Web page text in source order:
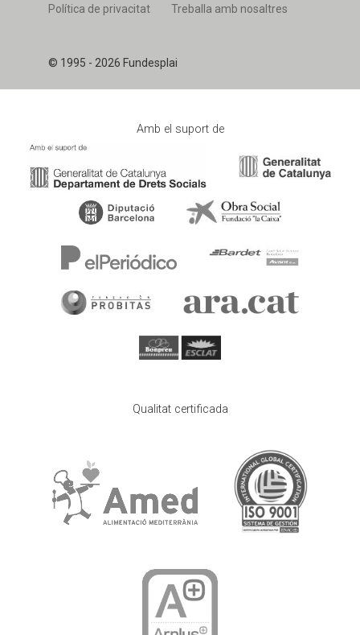
© 1995 - 2026 Fundesplai
Política de privacitat Treballa amb nosaltres
Amb el suport de
Qualitat certificada